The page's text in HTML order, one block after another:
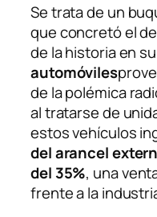
Se trata de un
que concretó el
de la historia en
automóviles
de la polémica
al tratarse de
estos vehículos
del arancel
del 35%, una
frente a la